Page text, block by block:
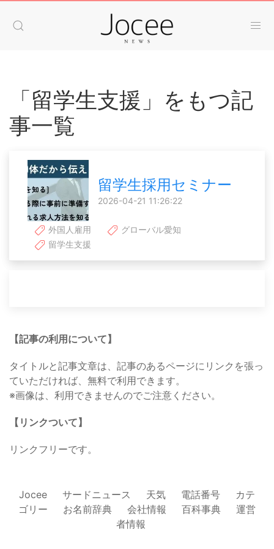
「留学生支援」をもつ記
事一覧
留学生採用セミナー
2026-04-21 11:26:22
外国人雇用
グローバル愛知
留学生支援
【記事の利用について】
タイトルと記事文章は、記事のあるページにリンクを張っ
ていただければ、無料で利用できます。
※画像は、利用できませんのでご注意ください。
【リンクついて】
リンクフリーです。
Jocee サードニュース 天気 電話番号
カテ
ゴリー
お名前辞典 会社情報 百科事典
運営
者情報